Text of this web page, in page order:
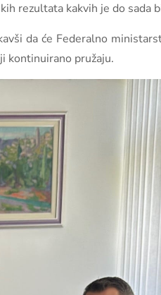
rezultata kakvih je do sada
da će Federalno
kontinuirano pružaju.